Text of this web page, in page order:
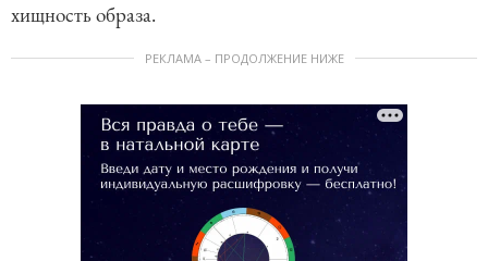
хищность образа.
РЕКЛАМА – ПРОДОЛЖЕНИЕ НИЖЕ